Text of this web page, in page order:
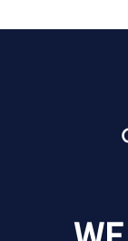
substituem,